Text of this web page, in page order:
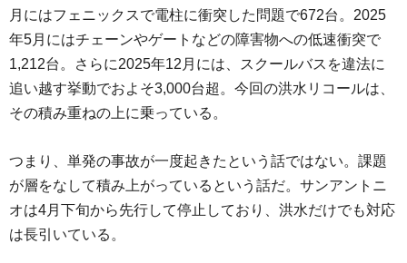
月にはフェニックスで電柱に衝突した問題で672台。2025
年5月にはチェーンやゲートなどの障害物への低速衝突で
1,212台。さらに2025年12月には、スクールバスを違法に
追い越す挙動でおよそ3,000台超。今回の洪水リコールは、
その積み重ねの上に乗っている。
つまり、単発の事故が一度起きたという話ではない。課題
が層をなして積み上がっているという話だ。サンアントニ
オは4月下旬から先行して停止しており、洪水だけでも対応
は長引いている。